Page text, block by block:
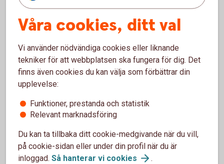
(Finansförbundet) 2025
Arbetslivserfarenhet
Nuvarande position
Specialist
Tidigare erfarenheter
Nordea, Kundtjänst och privatrådgivare, 2000-2017
Våra cookies, ditt val
Vi använder nödvändiga cookies eller liknande
tekniker för att webbplatsen ska fungera för dig. Det
finns även cookies du kan välja som förbättrar din
upplevelse:
Funktioner, prestanda och statistik
Relevant marknadsföring
Du kan ta tillbaka ditt cookie-medgivande när du vill,
på cookie-sidan eller under din profil när du är
inloggad. Så hanterar vi cookies .